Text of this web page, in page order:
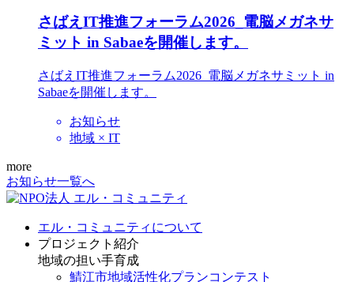
さばえIT推進フォーラム2026_電脳メガネサ
ミット in Sabaeを開催します。
さばえIT推進フォーラム2026_電脳メガネサミット in
Sabaeを開催します。
お知らせ
地域 × IT
more
お知らせ一覧へ
エル・コミュニティについて
プロジェクト紹介
地域の担い手育成
鯖江市地域活性化プランコンテスト